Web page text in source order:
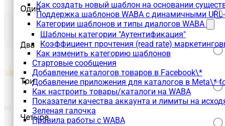
Как создать новый шаблон на основании
Поддержка шаблонов WABA с динамичными
Категории шаблонов и типы диалогов WABA
Шаблоны категории "Аутентификация"
Коэффициент прочтения (read rate)
Как изменить категорию шаблонов
Стартовые сообщения
Добавление каталогов товаров в Facebook\*
Добавление приложения для каталогов в Meta\*
Как настроить товары/каталоги на WABA
Показатели качества аккаунта и лимиты на
Зеленая галочка
Правила работы с WABA